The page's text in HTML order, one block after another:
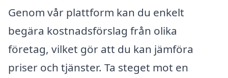
Genom vår plattform kan du enkelt
begära kostnadsförslag från olika
företag, vilket gör att du kan jämföra
priser och tjänster. Ta steget mot en